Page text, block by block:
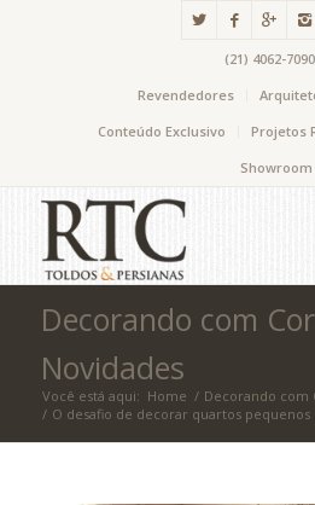
(21) 4062-7090
Revendedores
Conteúdo Exclusivo
Projetos
Showroom
Decorando com
Novidades
Você está aqui: Home / Decorando com
/ O desafio de decorar quartos pequenos